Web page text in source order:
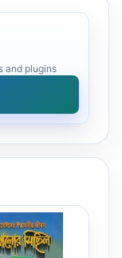
and plugins